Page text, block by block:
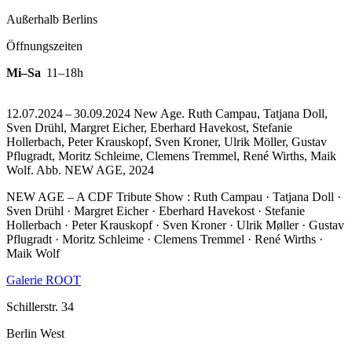
Außerhalb Berlins
Öffnungszeiten
Mi–Sa 11–18h
12.07.2024 – 30.09.2024 New Age. Ruth Campau, Tatjana Doll,
Sven Drühl, Margret Eicher, Eberhard Havekost, Stefanie
Hollerbach, Peter Krauskopf, Sven Kroner, Ulrik Möller, Gustav
Pflugradt, Moritz Schleime, Clemens Tremmel, René Wirths, Maik
Wolf. Abb. NEW AGE, 2024
NEW AGE – A CDF Tribute Show : Ruth Campau · Tatjana Doll ·
Sven Drühl · Margret Eicher · Eberhard Havekost · Stefanie
Hollerbach · Peter Krauskopf · Sven Kroner · Ulrik Møller · Gustav
Pflugradt · Moritz Schleime · Clemens Tremmel · René Wirths ·
Maik Wolf
Galerie ROOT
Schillerstr. 34
Berlin West